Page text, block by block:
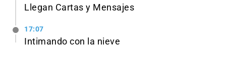
Llegan Cartas y Mensajes
17:07
Intimando con la nieve